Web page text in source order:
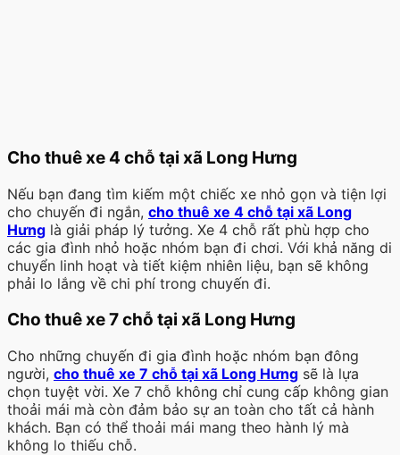
Cho thuê xe 4 chỗ tại xã Long Hưng
Nếu bạn đang tìm kiếm một chiếc xe nhỏ gọn và tiện lợi
cho chuyến đi ngắn, cho thuê xe 4 chỗ tại xã Long
Hưng là giải pháp lý tưởng. Xe 4 chỗ rất phù hợp cho
các gia đình nhỏ hoặc nhóm bạn đi chơi. Với khả năng di
chuyển linh hoạt và tiết kiệm nhiên liệu, bạn sẽ không
phải lo lắng về chi phí trong chuyến đi.
Cho thuê xe 7 chỗ tại xã Long Hưng
Cho những chuyến đi gia đình hoặc nhóm bạn đông
người, cho thuê xe 7 chỗ tại xã Long Hưng sẽ là lựa
chọn tuyệt vời. Xe 7 chỗ không chỉ cung cấp không gian
thoải mái mà còn đảm bảo sự an toàn cho tất cả hành
khách. Bạn có thể thoải mái mang theo hành lý mà
không lo thiếu chỗ.